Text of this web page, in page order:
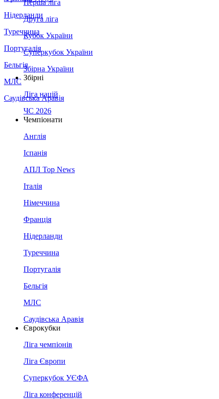
Нідерланди
Туреччина
Португалія
Бельгія
МЛС
Саудівська Аравія
Перша ліга
Друга ліга
Кубок України
Суперкубок України
Збірна України
Збірні
Ліга націй
ЧС 2026
Чемпіонати
Англія
Іспанія
АПЛ Top News
Італія
Німеччина
Франція
Нідерланди
Туреччина
Португалія
Бельгія
МЛС
Саудівська Аравія
Єврокубки
Ліга чемпіонів
Ліга Європи
Суперкубок УЄФА
Ліга конференцій